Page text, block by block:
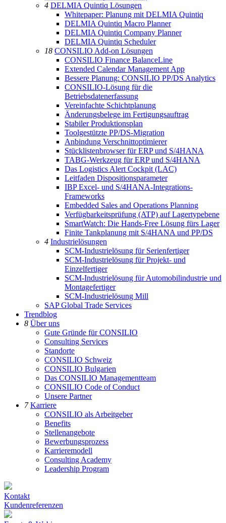
4 DELMIA Quintiq Lösungen
Whitepaper: Planung mit DELMIA Quintiq
DELMIA Quintiq Macro Planner
DELMIA Quintiq Company Planner
DELMIA Quintiq Scheduler
18 CONSILIO Add-on Lösungen
CONSILIO Finance BalanceLine
Extended Calendar Management App
Bessere Planung: CONSILIO PP/DS Analytics
CONSILIO-Lösung für die
Betriebsdatenerfassung
Vereinfachte Schichtplanung
Änderungsbelege im Fertigungsauftrag
Stabiler Produktionsplan
Toolgestützte PP/DS-Migration
Anbindung Verschnittoptimierer
Stücklistenbrowser für ERP und S/4HANA
TABG-Werkzeug für ERP und S/4HANA
Das Logistics Alert Cockpit (LAC)
Leitfaden Dispositionsparameter
IBP Excel- und S/4HANA-Integrations-
Frameworks
Embedded Sales and Operations Planning
Verfügbarkeitsprüfung (ATP) auf Lagertypebene
SmartWatch: Die Hands-Free Lösung fürs Lager
Finite Tankplanung mit S/4HANA und PP/DS
4 Industrielösungen
SCM-Industrielösung für Serienfertiger
SCM-Industrielösung für Projekt- und
Einzelfertiger
SCM-Industrielösung für Automobilindustrie und
Montagefertiger
SCM-Industrielösung Mill
SAP Global Trade Services
Trendblog
8 Über uns
Gute Gründe für CONSILIO
Consulting Services
Standorte
CONSILIO Schweiz
CONSILIO Bulgarien
Das CONSILIO Managementteam
CONSILIO Code of Conduct
Unsere Partner
7Karriere
CONSILIO als Arbeitgeber
Benefits
Stellenangebote
Bewerbungsprozess
Karrieremodell
Consulting Academy
Leadership Program
Kontakt
Kundenreferenzen